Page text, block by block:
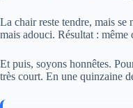
La chair reste tendre, mais se
mais adouci. Résultat : même
Et puis, soyons honnêtes.
très court. En une quinzaine